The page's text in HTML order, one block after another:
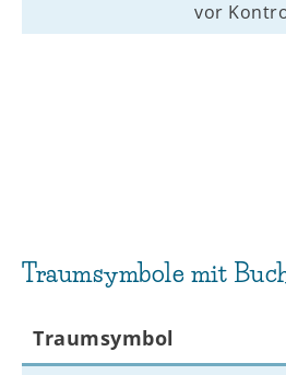
vor
Traumsymbole mit
Traumsymbol